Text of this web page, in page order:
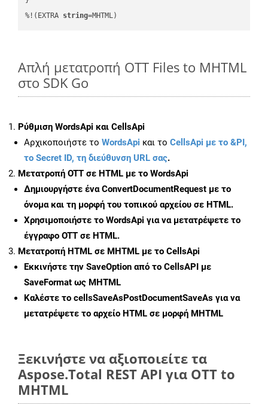
%!(EXTRA string=MHTML)
Απλή μετατροπή OTT Files to MHTML
στο SDK Go
Ρύθμιση WordsApi και CellsApi
Αρχικοποιήστε το WordsApi και το CellsApi με το &PI,
το Secret ID, τη διεύθυνση URL σας.
Μετατροπή OTT σε HTML με το WordsApi
Δημιουργήστε έναConvertDocumentRequest με το
όνομα και τη μορφή του τοπικού αρχείου σε HTML.
Χρησιμοποιήστε το WordsApi για να μετατρέψετε το
έγγραφο OTT σε HTML.
Μετατροπή HTML σε MHTML με το CellsApi
Εκκινήστε την SaveOption από το CellsAPI με
SaveFormat ως MHTML
Καλέστε το cellsSaveAsPostDocumentSaveAs για να
μετατρέψετε το αρχείο HTML σε μορφή MHTML
Ξεκινήστε να αξιοποιείτε τα
Aspose.Total REST API για OTT to
MHTML